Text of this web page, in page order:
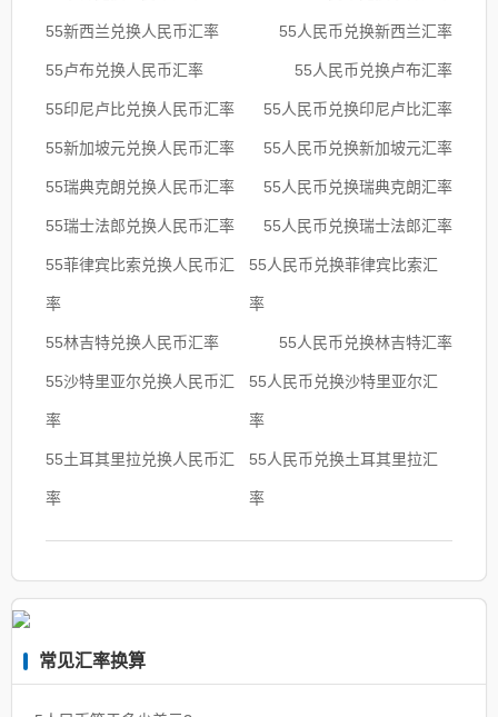
55新西兰兑换人民币汇率 55人民币兑换新西兰汇率
55卢布兑换人民币汇率 55人民币兑换卢布汇率
55印尼卢比兑换人民币汇率 55人民币兑换印尼卢比汇率
55新加坡元兑换人民币汇率 55人民币兑换新加坡元汇率
55瑞典克朗兑换人民币汇率 55人民币兑换瑞典克朗汇率
55瑞士法郎兑换人民币汇率 55人民币兑换瑞士法郎汇率
55菲律宾比索兑换人民币汇
率
55人民币兑换菲律宾比索汇
率
55林吉特兑换人民币汇率 55人民币兑换林吉特汇率
55沙特里亚尔兑换人民币汇
率
55人民币兑换沙特里亚尔汇
率
55土耳其里拉兑换人民币汇
率
55人民币兑换土耳其里拉汇
率
常见汇率换算